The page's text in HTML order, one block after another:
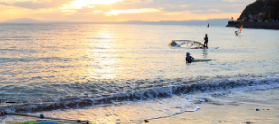
ー